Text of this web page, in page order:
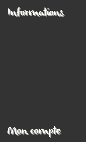
Informations
Mon compte